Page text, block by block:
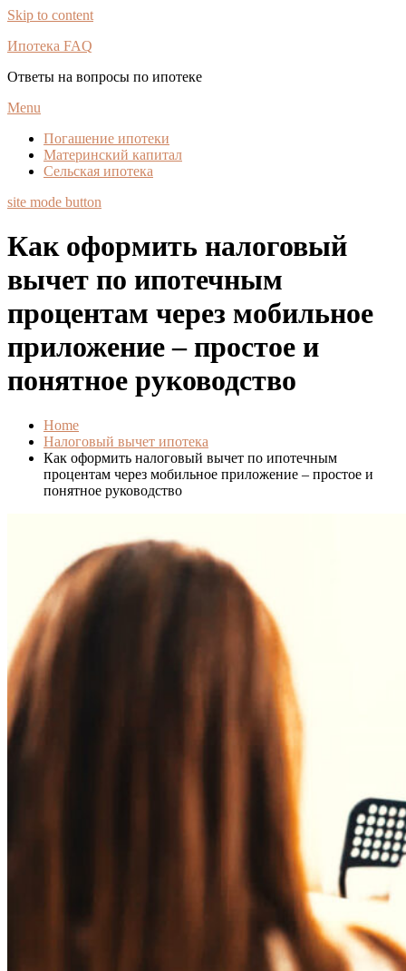
Skip to content
Ипотека FAQ
Ответы на вопросы по ипотеке
Menu
Погашение ипотеки
Материнский капитал
Сельская ипотека
site mode button
Как оформить налоговый
вычет по ипотечным
процентам через мобильное
приложение – простое и
понятное руководство
Home
Налоговый вычет ипотека
Как оформить налоговый вычет по ипотечным
процентам через мобильное приложение – простое и
понятное руководство